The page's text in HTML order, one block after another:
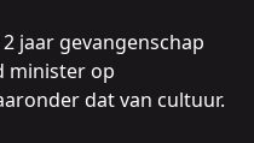
jaar gevangenschap
minister op
dat van cultuur.